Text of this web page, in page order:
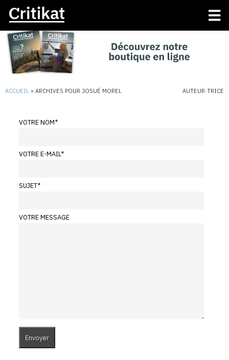
ACCUEIL » ARCHIVES POUR JOSUÉ MOREL AUTEUR·TRICE
VOTRE NOM*
VOTRE E-MAIL*
SUJET*
VOTRE MESSAGE